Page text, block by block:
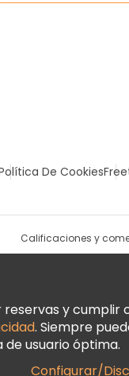
De Cookies
Calificaciones y
y cumplir
. Siempre
usuario óptima.
Configurar/